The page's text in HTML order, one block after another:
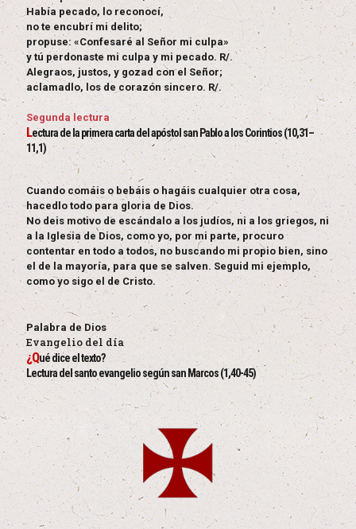
Había pecado, lo reconocí,
no te encubrí mi delito;
propuse: «Confesaré al Señor mi culpa»
y tú perdonaste mi culpa y mi pecado. R/.
Alegraos, justos, y gozad con el Señor;
aclamadlo, los de corazón sincero. R/.
Segunda lectura
Lectura de la primera carta del apóstol san Pablo a los Corintios (10,31–
11,1)
Cuando comáis o bebáis o hagáis cualquier otra cosa,
hacedlo todo para gloria de Dios.
No deis motivo de escándalo a los judíos, ni a los griegos, ni
a la Iglesia de Dios, como yo, por mi parte, procuro
contentar en todo a todos, no buscando mi propio bien, sino
el de la mayoría, para que se salven. Seguid mi ejemplo,
como yo sigo el de Cristo.
Palabra de Dios
Evangelio del día
¿Qué dice el texto?
Lectura del santo evangelio según san Marcos (1,40-45)